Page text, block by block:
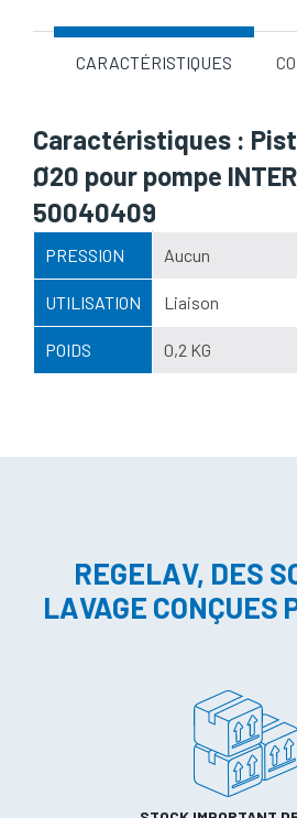
CARACTÉRISTIQUES
Caractéristiques :
Ø20 pour pompe
50040409
PRESSION Aucun
UTILISATION Liaison
POIDS 0,2 KG
REGELAV, DES
LAVAGE CONÇUES